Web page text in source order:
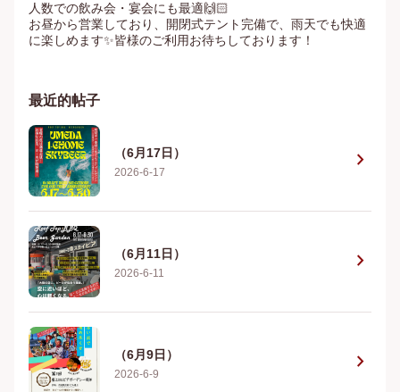
人数での飲み会・宴会にも最適🙌🏻
お昼から営業しており、開閉式テント完備で、雨天でも快適
に楽しめます✨皆様のご利用お待ちしております！
最近的帖子
（6月17日）
2026-6-17 chevron_right
（6月11日）
2026-6-11 chevron_right
（6月9日）
2026-6-9 chevron_right